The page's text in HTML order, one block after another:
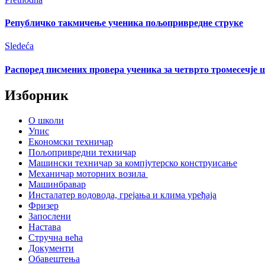
Републичко такмичење ученика пољопривредне струке
Sledeća
Распоред писмених провера ученика за четврто тромесечје
Изборник
О школи
Упис
Економски техничар
Пољопривредни техничар
Машински техничар за компјутерско конструисање
Механичар моторних возила
Машинбравар
Инсталатер водовода, грејања и клима уређаја
Фризер
Запослени
Настава
Стручна већа
Документи
Обавештења